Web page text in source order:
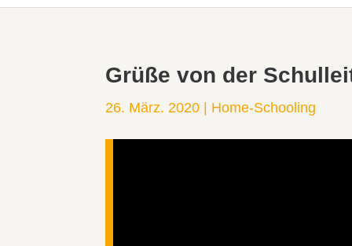
Grüße von der
26. März. 2020 Home-Schooling